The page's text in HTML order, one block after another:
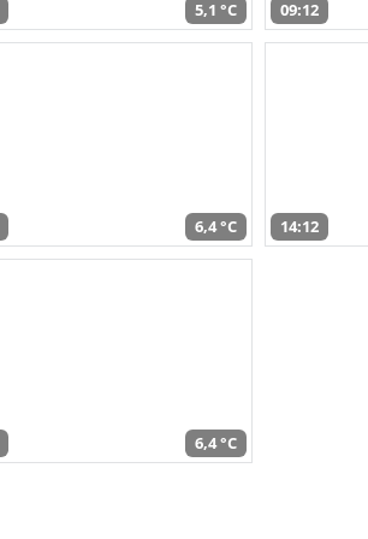
5,1 °C 09:12
6,4 °C 14:12
6,4 °C